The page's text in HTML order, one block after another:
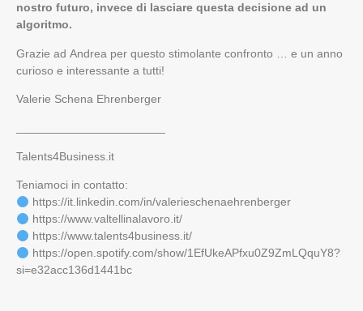
nostro futuro, invece di lasciare questa decisione ad un
algoritmo.
Grazie ad Andrea per questo stimolante confronto … e un anno
curioso e interessante a tutti!
Valerie Schena Ehrenberger
Talents4Business.it
Teniamoci in contatto:
https://it.linkedin.com/in/valerieschenaehrenberger
https://www.valtellinalavoro.it/
https://www.talents4business.it/
https://open.spotify.com/show/1EfUkeAPfxu0Z9ZmLQquY8?
si=e32acc136d1441bc